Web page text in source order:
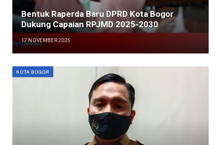
Bentuk Raperda Baru DPRD Kota Bogor
Dukung Capaian RPJMD 2025-2030
17 NOVEMBER 2025
KOTA BOGOR